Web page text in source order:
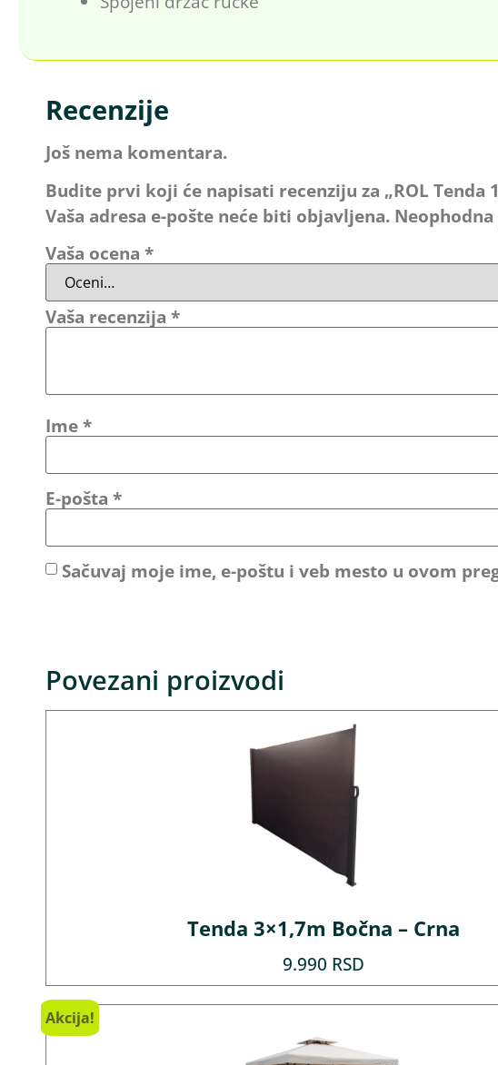
Recenzije
Još nema komentara.
Budite prvi koji će napisati recenziju za „ROL Tenda
Vaša adresa e-pošte neće biti objavljena.
Vaša ocena *
Vaša recenzija *
Ime*
E-pošta *
Sačuvaj moje ime, e-poštu i veb mesto u ovom
Povezani proizvodi
Tenda 3×1,7m Bočna – Crna
9.990 RSD
Akcija!